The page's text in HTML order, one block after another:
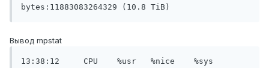
bytes:11883083264329 (10.8 TiB)
Вывод mpstat
13:38:12     CPU    %usr   %nice    %sys